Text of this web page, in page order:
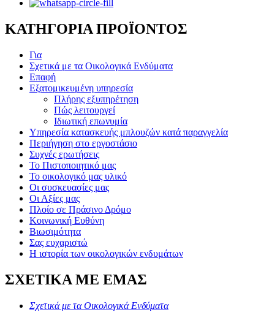
ΚΑΤΗΓΟΡΙΑ ΠΡΟΪΟΝΤΟΣ
Για
Σχετικά με τα Οικολογικά Ενδύματα
Επαφή
Εξατομικευμένη υπηρεσία
Πλήρης εξυπηρέτηση
Πώς λειτουργεί
Ιδιωτική επωνυμία
Υπηρεσία κατασκευής μπλουζών κατά παραγγελία
Περιήγηση στο εργοστάσιο
Συχνές ερωτήσεις
Το Πιστοποιητικό μας
Το οικολογικό μας υλικό
Οι συσκευασίες μας
Οι Αξίες μας
Πλοίο σε Πράσινο Δρόμο
Κοινωνική Ευθύνη
Βιωσιμότητα
Σας ευχαριστώ
Η ιστορία των οικολογικών ενδυμάτων
ΣΧΕΤΙΚΑ ΜΕ ΕΜΑΣ
Σχετικά με τα Οικολογικά Ενδύματα